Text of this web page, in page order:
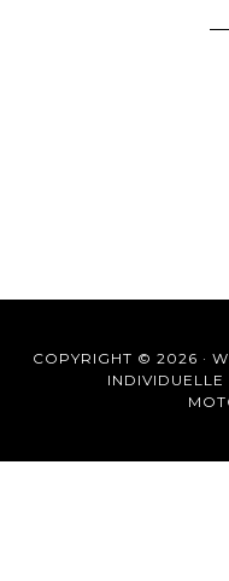
COPYRIGHT © 2026 ·